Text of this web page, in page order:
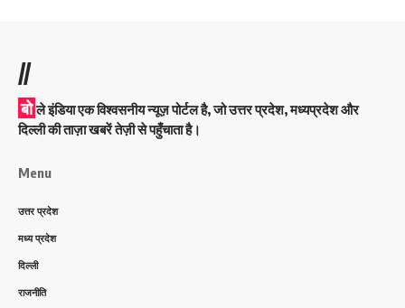
//
बो ले इंडिया एक विश्वसनीय न्यूज़ पोर्टल है, जो उत्तर प्रदेश, मध्यप्रदेश और
दिल्ली की ताज़ा खबरें तेज़ी से पहुँचाता है।
Menu
उत्तर प्रदेश
मध्य प्रदेश
दिल्ली
राजनीति